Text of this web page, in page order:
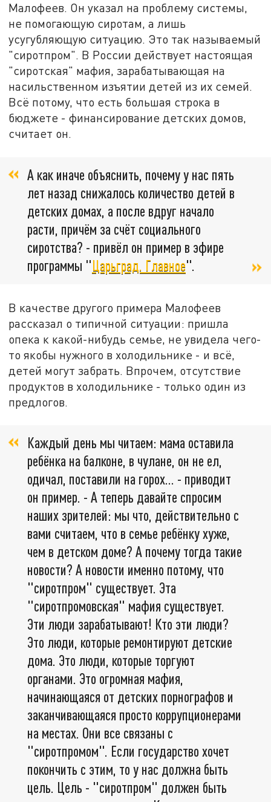
Малофеев. Он указал на проблему системы,
не помогающую сиротам, а лишь
усугубляющую ситуацию. Это так называемый
"сиротпром". В России действует настоящая
"сиротская" мафия, зарабатывающая на
насильственном изъятии детей из их семей.
Всё потому, что есть большая строка в
бюджете - финансирование детских домов,
считает он.
А как иначе объяснить, почему у нас пять
лет назад снижалось количество детей в
детских домах, а после вдруг начало
расти, причём за счёт социального
сиротства? - привёл он пример в эфире
программы "Царьград. Главное".
В качестве другого примера Малофеев
рассказал о типичной ситуации: пришла
опека к какой-нибудь семье, не увидела чего-
то якобы нужного в холодильнике - и всё,
детей могут забрать. Впрочем, отсутствие
продуктов в холодильнике - только один из
предлогов.
Каждый день мы читаем: мама оставила
ребёнка на балконе, в чулане, он не ел,
одичал, поставили на горох… - приводит
он пример. - А теперь давайте спросим
наших зрителей: мы что, действительно с
вами считаем, что в семье ребёнку хуже,
чем в детском доме? А почему тогда такие
новости? А новости именно потому, что
"сиротпром" существует. Эта
"сиротпромовская" мафия существует.
Эти люди зарабатывают! Кто эти люди?
Это люди, которые ремонтируют детские
дома. Это люди, которые торгуют
органами. Это огромная мафия,
начинающаяся от детских порнографов и
заканчивающаяся просто коррупционерами
на местах. Они все связаны с
"сиротпромом". Если государство хочет
покончить с этим, то у нас должна быть
цель. Цель - "сиротпром" должен быть